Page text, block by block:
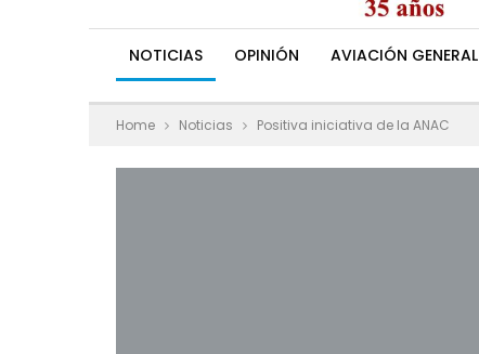
NOTICIAS OPINIÓN AVIACIÓN GENERAL
Home Noticias Positiva iniciativa de la ANAC